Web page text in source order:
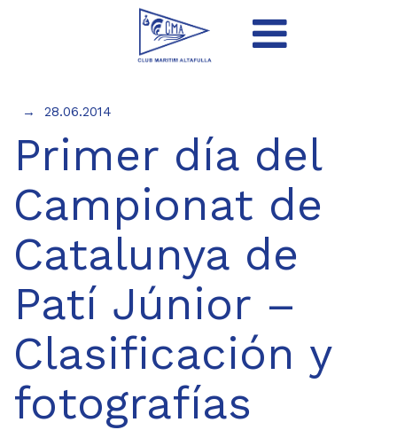
28.06.2014
Primer día del
Campionat de
Catalunya de
Patí Júnior –
Clasificación y
fotografías